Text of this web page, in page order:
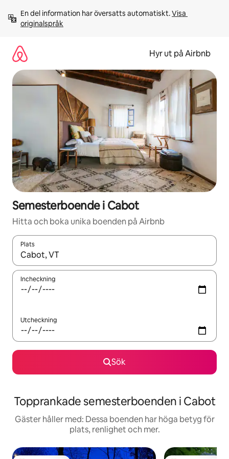
innehåll
En del information har översatts automatiskt. Visa
originalspråk
Hyr ut på Airbnb
Semesterboende i Cabot
Hitta och boka unika boenden på Airbnb
Plats
När resultaten är tillgängliga kan du navigera med upp- och
Incheckning
Utcheckning
Sök
Topprankade semesterboenden i Cabot
Gäster håller med: Dessa boenden har höga betyg för
plats, renlighet och mer.